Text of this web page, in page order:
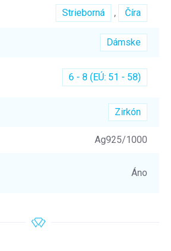
Strieborná , Číra
Dámske
6 - 8 (EÚ: 51 - 58)
Zirkón
Ag925/1000
Áno